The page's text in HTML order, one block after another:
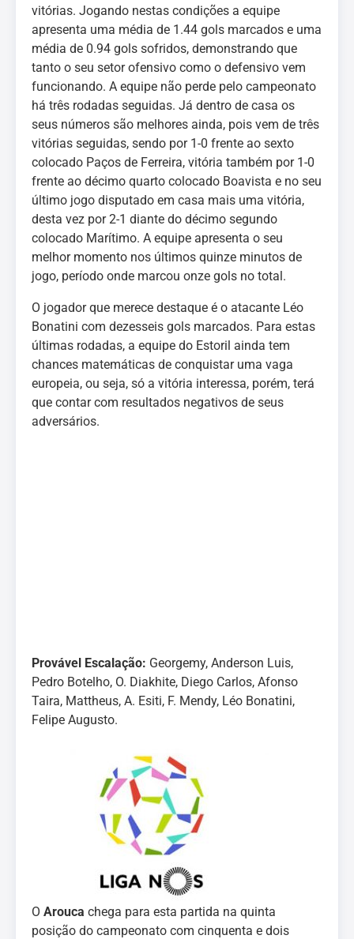
vitórias. Jogando nestas condições a equipe
apresenta uma média de 1.44 gols marcados e uma
média de 0.94 gols sofridos, demonstrando que
tanto o seu setor ofensivo como o defensivo vem
funcionando. A equipe não perde pelo campeonato
há três rodadas seguidas. Já dentro de casa os
seus números são melhores ainda, pois vem de três
vitórias seguidas, sendo por 1-0 frente ao sexto
colocado Paços de Ferreira, vitória também por 1-0
frente ao décimo quarto colocado Boavista e no seu
último jogo disputado em casa mais uma vitória,
desta vez por 2-1 diante do décimo segundo
colocado Marítimo. A equipe apresenta o seu
melhor momento nos últimos quinze minutos de
jogo, período onde marcou onze gols no total.
O jogador que merece destaque é o atacante Léo
Bonatini com dezesseis gols marcados. Para estas
últimas rodadas, a equipe do Estoril ainda tem
chances matemáticas de conquistar uma vaga
europeia, ou seja, só a vitória interessa, porém, terá
que contar com resultados negativos de seus
adversários.
Provável Escalação: Georgemy, Anderson Luis,
Pedro Botelho, O. Diakhite, Diego Carlos, Afonso
Taira, Mattheus, A. Esiti, F. Mendy, Léo Bonatini,
Felipe Augusto.
O Arouca chega para esta partida na quinta
posição do campeonato com cinquenta e dois